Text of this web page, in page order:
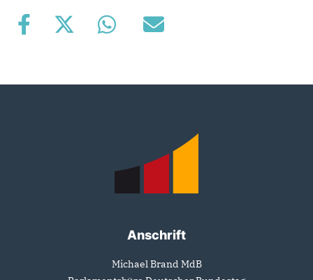
Anschrift
Michael Brand MdB